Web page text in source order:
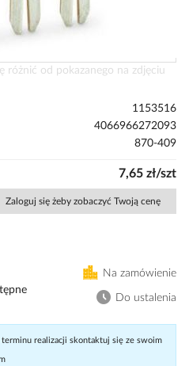
różnić od pokazanego na zdjęciu
1153516
4066966272093
870-409
7,65 zł/szt
Zaloguj się żeby zobaczyć Twoją cenę
Na zamówienie
Do ustalenia
realizacji skontaktuj się ze swoim